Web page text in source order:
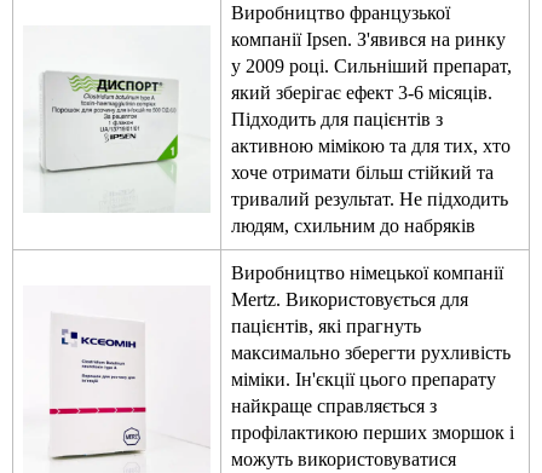
Виробництво французької
компанії Ipsen. З'явився на ринку
у 2009 році. Сильніший препарат,
який зберігає ефект 3-6 місяців.
Підходить для пацієнтів з
активною мімікою та для тих, хто
хоче отримати більш стійкий та
тривалий результат. Не підходить
людям, схильним до набряків
Виробництво німецької компанії
Mertz. Використовується для
пацієнтів, які прагнуть
максимально зберегти рухливість
міміки. Ін'єкції цього препарату
найкраще справляється з
профілактикою перших зморшок і
можуть використовуватися